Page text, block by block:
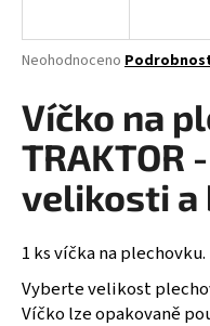
Průměrné
produktu
je
0,0
hvězdiček.
Neohodnoceno
Víčko na
TRAKTOR
velikosti a
1 ks víčka na plechovku.
Vyberte velikost
Víčko lze opakovaně
j
t
?
HLEDAT